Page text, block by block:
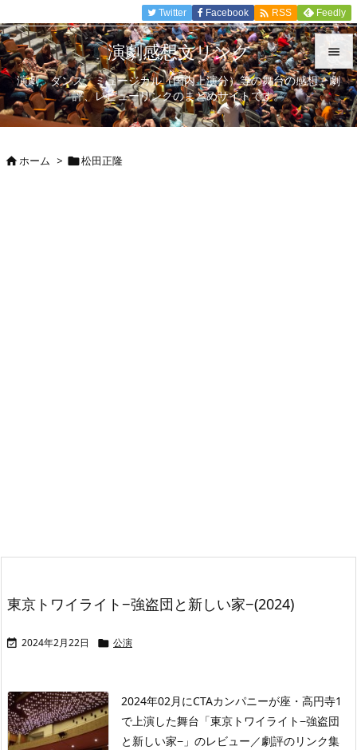


メニュ

Twitter Facebook  RSS Feedly
演劇感想文リンク
演劇、ダンス、ミュージカル（国内上演分）等の舞台の感想、劇
評、レビューリンクのまとめサイトです。
ホーム > 松田正隆
東京トワイライト−強盗団と新しい家−(2024)
 2024年2月22日  公演
2024年02月にCTAカンパニーが座・高円寺1
で上演した舞台「東京トワイライト−強盗団
と新しい家−」のレビュー／劇評のリンク集